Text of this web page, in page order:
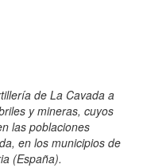
de La Cavada a
y mineras, cuyos
las poblaciones
en los municipios de
(España).